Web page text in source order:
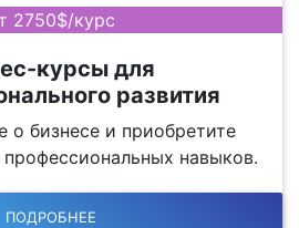
2750$/курс
курсы для
развития
о бизнесе и приобретите
навыков.
ПОДРОБНЕЕ